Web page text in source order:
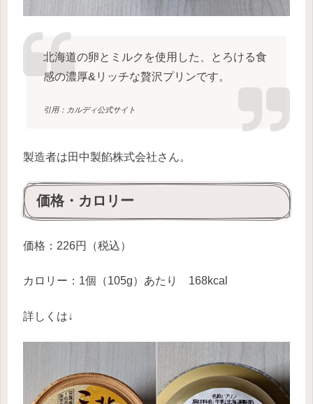
北海道の卵とミルクを使用した、とろける食
感の濃厚&リッチな贅沢プリンです。
引用：カルディ公式サイト
製造者は田中製餡株式会社さん。
価格・カロリー
価格：226円（税込）
カロリー：1個（105g）あたり 168kcal
詳しくは↓